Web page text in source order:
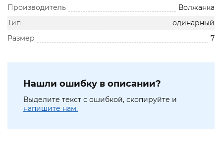
Производитель
Волжанка
Тип
одинарный
Размер
7
Нашли ошибку в описании?
Выделите текст с ошибкой, скопируйте и
напишите нам.